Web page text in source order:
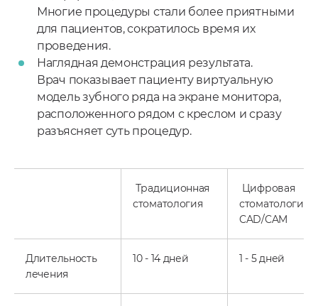
Многие процедуры стали более приятными
для пациентов, сократилось время их
проведения.
Наглядная демонстрация результата.
Врач показывает пациенту виртуальную
модель зубного ряда на экране монитора,
расположенного рядом с креслом и сразу
разъясняет суть процедур.
Традиционная
стоматология
Цифровая
стоматология
CAD/CAM
Длительность
лечения
10 - 14 дней 1 - 5 дней